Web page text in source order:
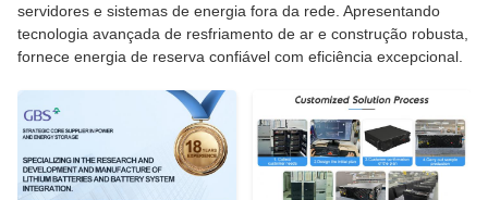
servidores e sistemas de energia fora da rede. Apresentando
tecnologia avançada de resfriamento de ar e construção robusta,
fornece energia de reserva confiável com eficiência excepcional.